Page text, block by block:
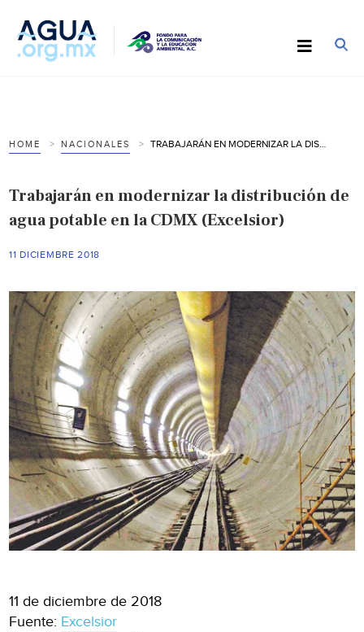
HOME NACIONALES
Trabajarán en modernizar la distribución de
agua potable en la CDMX (Excelsior)
11 DICIEMBRE 2018
11 de diciembre de 2018
Fuente: Excelsior